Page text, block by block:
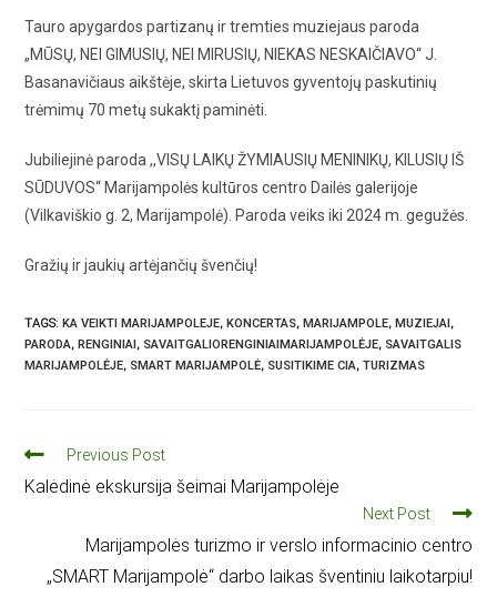
Tauro apygardos partizanų ir tremties muziejaus paroda
„MŪSŲ, NEI GIMUSIŲ, NEI MIRUSIŲ, NIEKAS NESKAIČIAVO“ J.
Basanavičiaus aikštėje, skirta Lietuvos gyventojų paskutinių
trėmimų 70 metų sukaktį paminėti.
Jubiliejinė paroda ,,VISŲ LAIKŲ ŽYMIAUSIŲ MENINIKŲ, KILUSIŲ IŠ
SŪDUVOS‘‘ Marijampolės kultūros centro Dailės galerijoje
(Vilkaviškio g. 2, Marijampolė). Paroda veiks iki 2024 m. gegužės.
Gražių ir jaukių artėjančių švenčių!
TAGS:KA VEIKTI MARIJAMPOLEJE, KONCERTAS, MARIJAMPOLE, MUZIEJAI,
PARODA, RENGINIAI, SAVAITGALIORENGINIAIMARIJAMPOLĖJE, SAVAITGALIS
MARIJAMPOLĖJE, SMART MARIJAMPOLĖ, SUSITIKIME CIA, TURIZMAS
Previous Post
Kalėdinė ekskursija šeimai Marijampolėje
Next Post
Marijampolės turizmo ir verslo informacinio centro
„SMART Marijampolė“ darbo laikas šventiniu laikotarpiu!